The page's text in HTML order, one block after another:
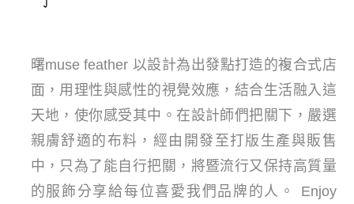
曙muse feather 以設計為出發點打造的複合式店
面，用理性與感性的視覺效應，結合生活融入這
天地，使你感受其中。在設計師們把關下，嚴選
親膚舒適的布料，經由開發至打版生產與販售
中，只為了能自行把關，將暨流行又保持高質量
的服飾分享給每位喜愛我們品牌的人。 Enjoy